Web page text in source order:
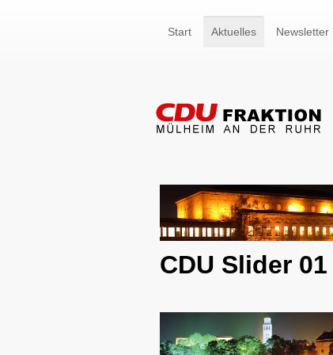
Start Aktuelles Newsletter
CDU Slider 01